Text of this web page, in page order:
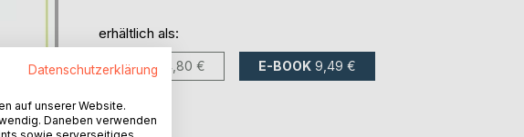
erhältlich als:
BUCH 14,80 € E-BOOK 9,49 €
Datenschutzerklärung
auf unserer Website.
Daneben verwenden